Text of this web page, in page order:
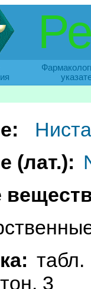
(лат.):
табл.
3